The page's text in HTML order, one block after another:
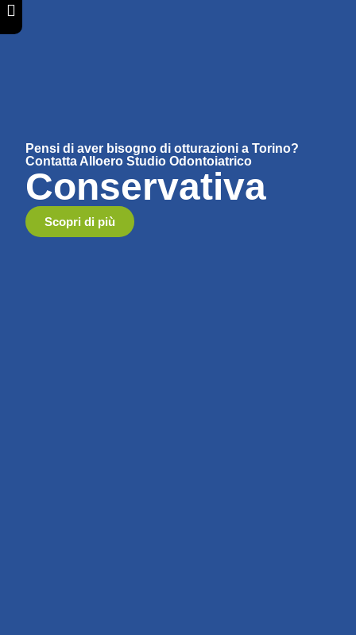
Pensi di aver bisogno di otturazioni a Torino?
Contatta Alloero Studio Odontoiatrico
Conservativa
Scopri di più